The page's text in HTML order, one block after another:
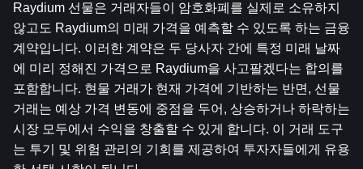
Raydium 선물은 거래자들이 암호화폐를 실제로 소유하지
않고도 Raydium의 미래 가격을 예측할 수 있도록 하는 금융
계약입니다. 이러한 계약은 두 당사자 간에 특정 미래 날짜
에 미리 정해진 가격으로 Raydium을 사고팔겠다는 합의를
포함합니다. 현물 거래가 현재 가격에 기반하는 반면, 선물
거래는 예상 가격 변동에 중점을 두어, 상승하거나 하락하는
시장 모두에서 수익을 창출할 수 있게 합니다. 이 거래 도구
는 투기 및 위험 관리의 기회를 제공하여 투자자들에게 유용